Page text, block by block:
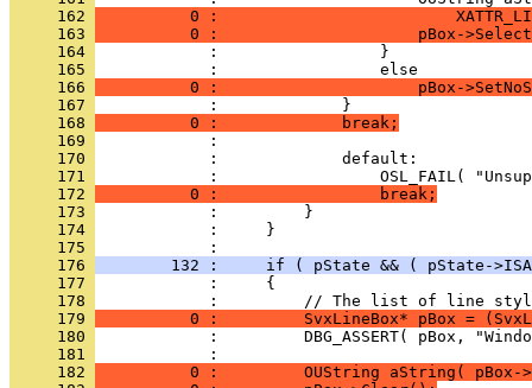
     162
0 :
     163
0 :                     pBox-
     164
     165
     166
0 :                     pBox-
     167
     168
          0 :             break;
     169
     170
     171
     172
          0 :                 break;
     173
     174
     175
     176
132 :     if ( pState && ( pState-
     177
     178
     179
0 :         SvxLineBox* pBox =
     180
     181
     182
0 :         OUString aString( pBox-